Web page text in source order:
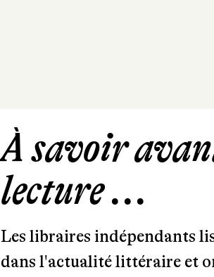
À savoir
lecture ...
Les libraires indépendants
dans l'actualité littéraire et